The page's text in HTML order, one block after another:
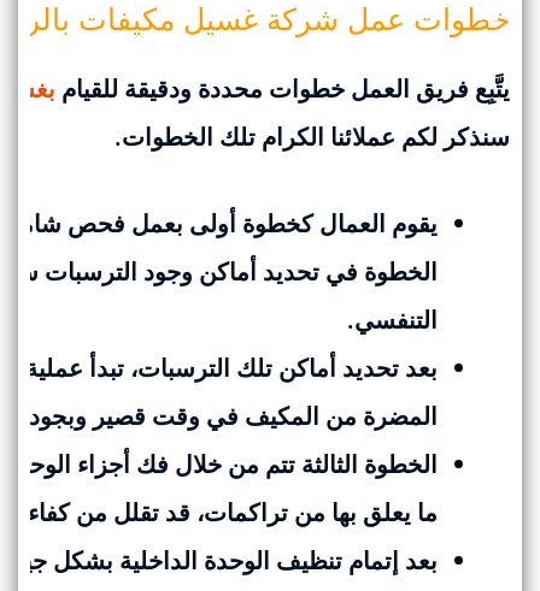
خطوات عمل شركة غسيل مكيفات
يتَّبِع فريق العمل خطوات محددة ودقيقة للقيام
سنذكر لكم عملائنا الكرام تلك الخطوات.
يقوم العمال كخطوة أولى بعمل فحص شامل
الخطوة في تحديد أماكن وجود الترسبات
التنفسي.
بعد تحديد أماكن تلك الترسبات، تبدأ
المضرة من المكيف في وقت قصير وبجودة
الخطوة الثالثة تتم من خلال فك أجزاء
ما يعلق بها من تراكمات، قد تقلل من كفاءة
بعد إتمام تنظيف الوحدة الداخلية بشكل